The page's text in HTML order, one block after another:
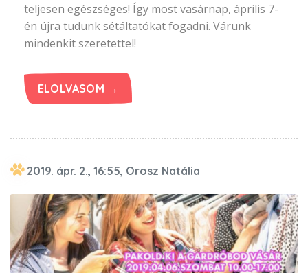
teljesen egészséges! Így most vasárnap, április 7-
én újra tudunk sétáltatókat fogadni. Várunk
mindenkit szeretettel!
ELOLVASOM →
2019. ápr. 2., 16:55, Orosz Natália